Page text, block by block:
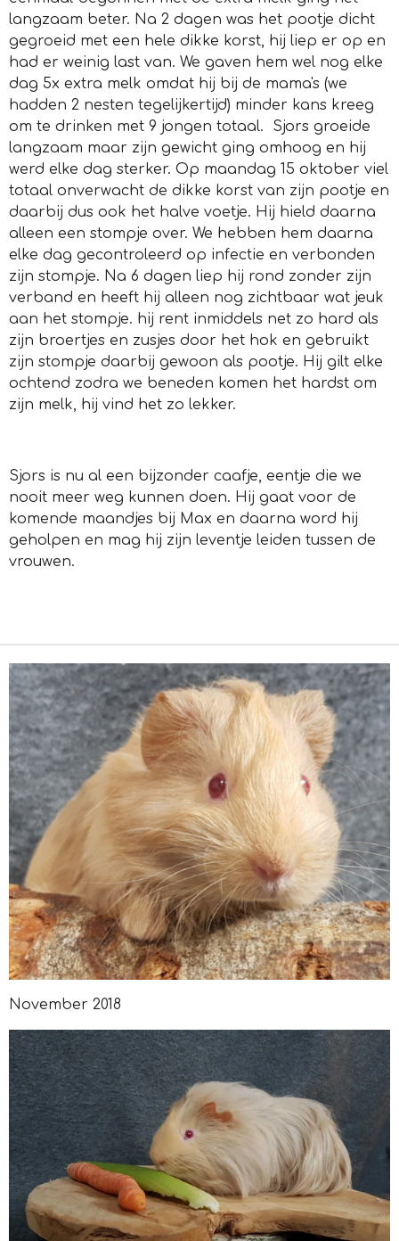
langzaam beter. Na 2 dagen was het pootje dicht
gegroeid met een hele dikke korst, hij liep er op en
had er weinig last van. We gaven hem wel nog elke
dag 5x extra melk omdat hij bij de mama's (we
hadden 2 nesten tegelijkertijd) minder kans kreeg
om te drinken met 9 jongen totaal. Sjors groeide
langzaam maar zijn gewicht ging omhoog en hij
werd elke dag sterker. Op maandag 15 oktober viel
totaal onverwacht de dikke korst van zijn pootje en
daarbij dus ook het halve voetje. Hij hield daarna
alleen een stompje over. We hebben hem daarna
elke dag gecontroleerd op infectie en verbonden
zijn stompje. Na 6 dagen liep hij rond zonder zijn
verband en heeft hij alleen nog zichtbaar wat jeuk
aan het stompje. hij rent inmiddels net zo hard als
zijn broertjes en zusjes door het hok en gebruikt
zijn stompje daarbij gewoon als pootje. Hij gilt elke
ochtend zodra we beneden komen het hardst om
zijn melk, hij vind het zo lekker.
Sjors is nu al een bijzonder caafje, eentje die we
nooit meer weg kunnen doen. Hij gaat voor de
komende maandjes bij Max en daarna word hij
geholpen en mag hij zijn leventje leiden tussen de
vrouwen.
November 2018